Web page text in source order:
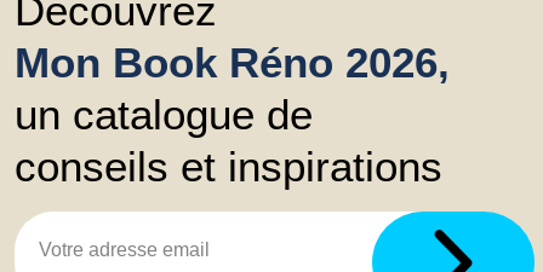
Découvrez
Mon Book Réno 2026,
un catalogue de
conseils et inspirations